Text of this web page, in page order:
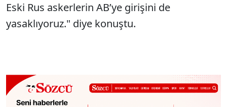
Eski Rus askerlerin AB’ye girişini de
yasaklıyoruz." diye konuştu.